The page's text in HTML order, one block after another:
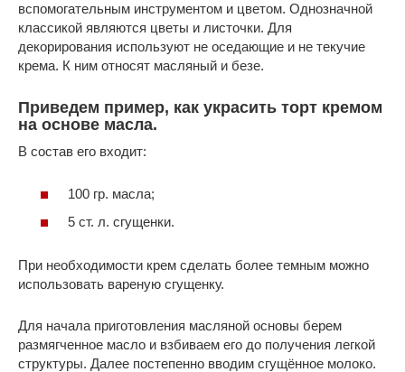
вспомогательным инструментом и цветом. Однозначной
классикой являются цветы и листочки. Для
декорирования используют не оседающие и не текучие
крема. К ним относят масляный и безе.
Приведем пример, как украсить торт кремом
на основе масла.
В состав его входит:
100 гр. масла;
5 ст. л. сгущенки.
При необходимости крем сделать более темным можно
использовать вареную сгущенку.
Для начала приготовления масляной основы берем
размягченное масло и взбиваем его до получения легкой
структуры. Далее постепенно вводим сгущённое молоко.